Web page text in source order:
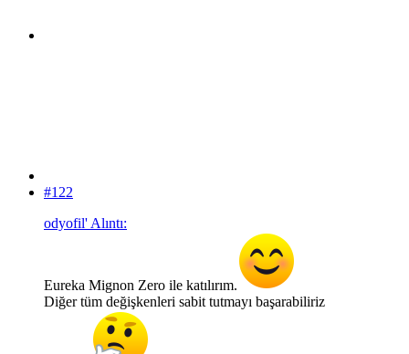
#122
odyofil' Alıntı:
Eureka Mignon Zero ile katılırım.
Diğer tüm değişkenleri sabit tutmayı başarabiliriz